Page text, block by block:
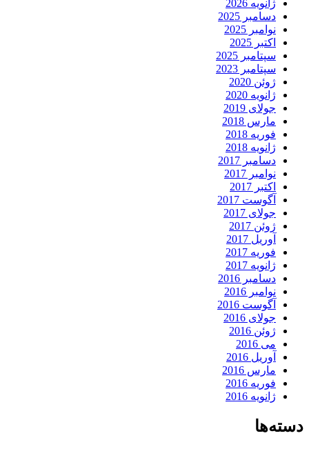
ژانویه 2026
دسامبر 2025
نوامبر 2025
اکتبر 2025
سپتامبر 2025
سپتامبر 2023
ژوئن 2020
ژانویه 2020
جولای 2019
مارس 2018
فوریه 2018
ژانویه 2018
دسامبر 2017
نوامبر 2017
اکتبر 2017
آگوست 2017
جولای 2017
ژوئن 2017
آوریل 2017
فوریه 2017
ژانویه 2017
دسامبر 2016
نوامبر 2016
آگوست 2016
جولای 2016
ژوئن 2016
می 2016
آوریل 2016
مارس 2016
فوریه 2016
ژانویه 2016
دسته‌ها